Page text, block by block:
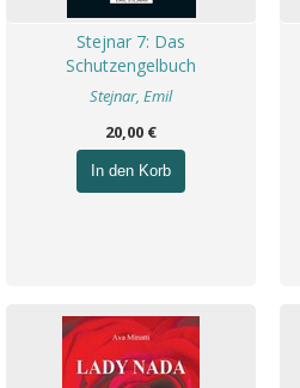
Stejnar 7: Das
Schutzengelbuch
Stejnar, Emil
20,00 €
In den Korb